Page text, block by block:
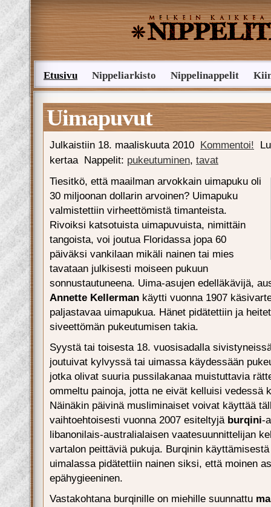
Etusivu Nippeliarkisto Nippelinappelit
Lähetä nippelivinkki
Uimapuvut
Julkaistiin 18. maaliskuuta 2010 Kommentoi!
kertaa Nappelit: pukeutuminen, tavat
Tiesitkö, että maailman arvokkain uimapuku oli
30 miljoonan dollarin arvoinen? Uimapuku
valmistettiin virheettömistä timanteista.
Rivoiksi katsotuista uimapuvuista, nimittäin
tangoista, voi joutua Floridassa jopa 60
päiväksi vankilaan mikäli nainen tai mies
tavataan julkisesti moiseen pukuun
sonnustautuneena. Uima-asujen edelläkävijä,
Annette Kellerman käytti vuonna 1907
paljastavaa uimapukua. Hänet pidätettiin ja
siveettömän pukeutumisen takia.
Syystä tai toisesta 18. vuosisadalla
joutuivat kylvyssä tai uimassa käydessään
jotka olivat suuria pussilakanaa muistuttavia
ommeltu painoja, jotta ne eivät kelluisi vedessä
Näinäkin päivinä musliminaiset voivat käyttää
vaihtoehtoisesti vuonna 2007 esiteltyjä burqini-
libanonilais-australialaisen vaatesuunnittelijan
vartalon peittäviä pukuja. Burqinin
uimalassa pidätettiin nainen siksi, että moinen
epähygieeninen.
Vastakohtana burqinille on miehille suunnattu